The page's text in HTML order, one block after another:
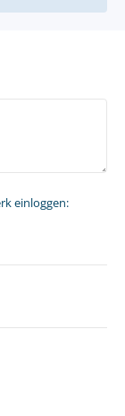
einloggen: